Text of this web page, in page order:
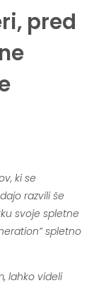
pred
ki se
razvili še
svoje spletne
spletno
lahko videli